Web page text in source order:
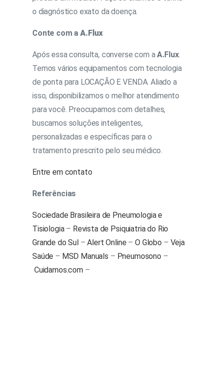
o diagnóstico exato da doença.
Conte com aA.Flux
Após essa consulta, converse com aA.Flux.
Temos vários equipamentos com tecnologia
de ponta para LOCAÇÃO E VENDA. Aliado a
isso, disponibilizamos o melhor atendimento
para você. Preocupamos com detalhes,
buscamos soluções inteligentes,
personalizadas e específicas para o
tratamento prescrito pelo seu médico.
Entre em contato
Referências
Sociedade Brasileira de Pneumologia e
Tisiologia– Revista de Psiquiatria do Rio
Grande do Sul –Alert Online –O Globo – Veja
Saúde – MSD Manuals – Pneumosono –
Cuidamos.com–